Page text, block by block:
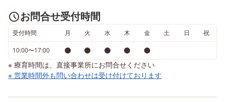
お問合せ受付時間
受付時間 月 火 水 木 金 土 日 祝
10:00〜17:00
※ 療育時間は、直接事業所にお問合せください
※ 営業時間外も問い合わせは受け付けております